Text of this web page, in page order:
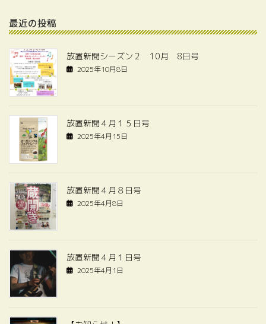
最近の投稿
放置新聞シーズン２ 10月 8日号
2025年10月8日
放置新聞４月１５日号
2025年4月15日
放置新聞４月８日号
2025年4月8日
放置新聞４月１日号
2025年4月1日